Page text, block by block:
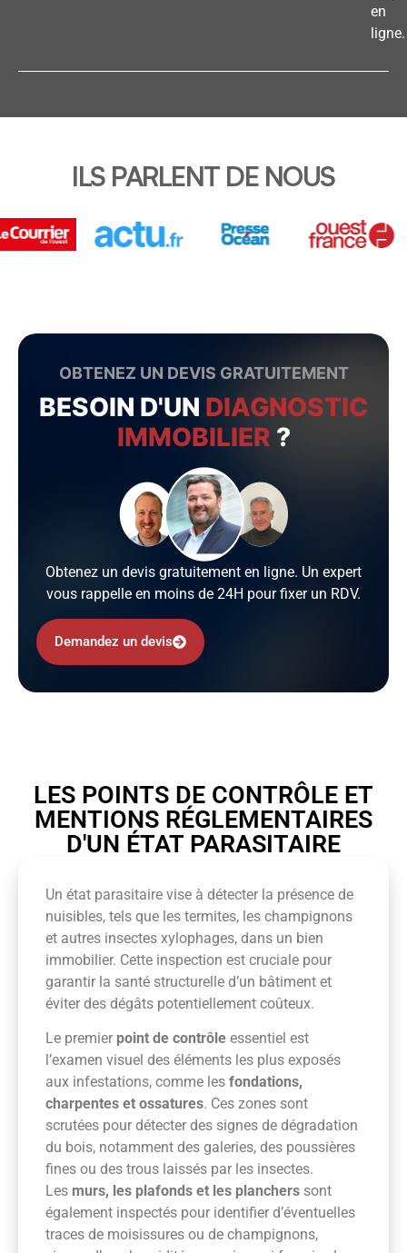
en
ligne.
ILS PARLENT DE NOUS
OBTENEZ UN DEVIS GRATUITEMENT
BESOIN D'UN DIAGNOSTIC
IMMOBILIER ?
Obtenez un devis gratuitement en ligne. Un expert
vous rappelle en moins de 24H pour fixer un RDV.
Demandez un devis
LES POINTS DE CONTRÔLE ET
MENTIONS RÉGLEMENTAIRES
D'UN ÉTAT PARASITAIRE
Un état parasitaire vise à détecter la présence de
nuisibles, tels que les termites, les champignons
et autres insectes xylophages, dans un bien
immobilier. Cette inspection est cruciale pour
garantir la santé structurelle d’un bâtiment et
éviter des dégâts potentiellement coûteux.
Le premier point de contrôle essentiel est
l’examen visuel des éléments les plus exposés
aux infestations, comme les fondations,
charpentes et ossatures. Ces zones sont
scrutées pour détecter des signes de dégradation
du bois, notamment des galeries, des poussières
fines ou des trous laissés par les insectes.
Les murs, les plafonds et les planchers sont
également inspectés pour identifier d’éventuelles
traces de moisissures ou de champignons,